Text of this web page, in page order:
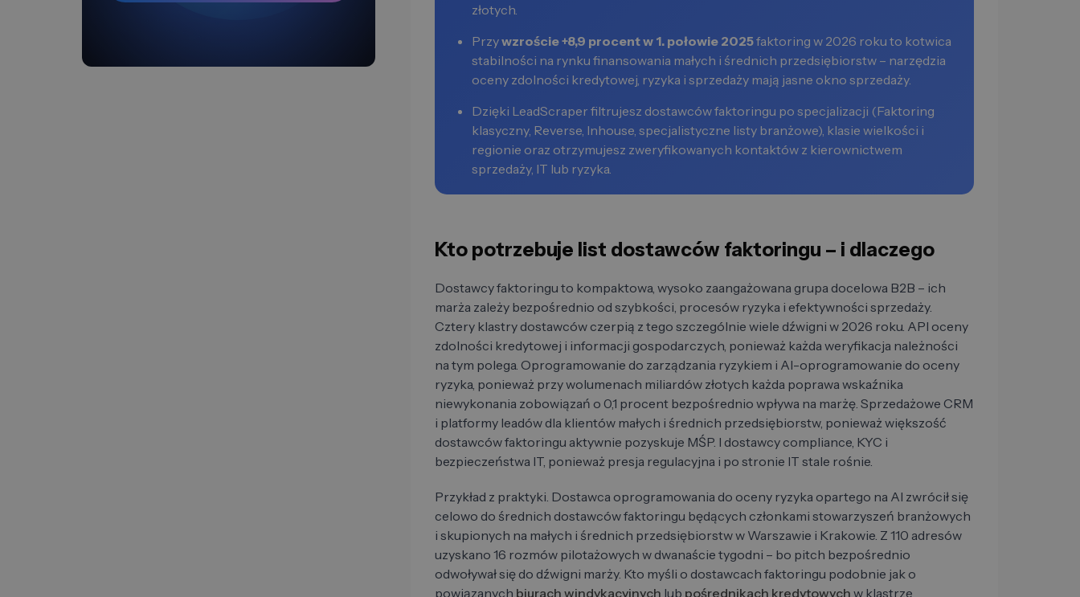
złotych.
Przywzroście +8,9 procent w 1. połowie 2025faktoring w 2026 roku to kotwica
stabilności na rynku finansowania małych i średnich przedsiębiorstw – narzędzia
oceny zdolności kredytowej, ryzyka i sprzedaży mają jasne okno sprzedaży.
Dzięki LeadScraper filtrujesz dostawców faktoringu po specjalizacji (Faktoring
klasyczny, Reverse, Inhouse, specjalistyczne listy branżowe), klasie wielkości i
regionie oraz otrzymujesz zweryfikowanych kontaktów z kierownictwem
sprzedaży, IT lub ryzyka.
Kto potrzebuje list dostawców faktoringu – i dlaczego
Dostawcy faktoringu to kompaktowa, wysoko zaangażowana grupa docelowa B2B – ich
marża zależy bezpośrednio od szybkości, procesów ryzyka i efektywności sprzedaży.
Cztery klastry dostawców czerpią z tego szczególnie wiele dźwigni w 2026 roku. API oceny
zdolności kredytowej i informacji gospodarczych, ponieważ każda weryfikacja należności
na tym polega. Oprogramowanie do zarządzania ryzykiem i AI-oprogramowanie do oceny
ryzyka, ponieważ przy wolumenach miliardów złotych każda poprawa wskaźnika
niewykonania zobowiązań o 0,1 procent bezpośrednio wpływa na marżę. Sprzedażowe CRM
i platformy leadów dla klientów małych i średnich przedsiębiorstw, ponieważ większość
dostawców faktoringu aktywnie pozyskuje MŚP. I dostawcy compliance, KYC i
bezpieczeństwa IT, ponieważ presja regulacyjna i po stronie IT stale rośnie.
Przykład z praktyki. Dostawca oprogramowania do oceny ryzyka opartego na AI zwrócił się
celowo do średnich dostawców faktoringu będących członkami stowarzyszeń branżowych
i skupionych na małych i średnich przedsiębiorstw w Warszawie i Krakowie. Z 110 adresów
uzyskano 16 rozmów pilotażowych w dwanaście tygodni – bo pitch bezpośrednio
odwoływał się do dźwigni marży. Kto myśli o dostawcach faktoringu podobnie jak o
powiązanych biurach windykacyjnych lub pośrednikach kredytowych w klastrze